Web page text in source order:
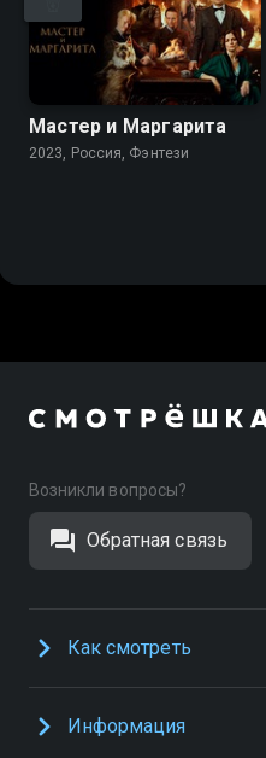
Мастер и Маргарита
2023, Россия, Фэнтези
Возникли вопросы?
Обратная связь
Как смотреть
Информация